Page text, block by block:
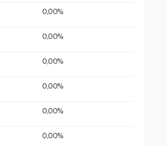
0,00%
0,00%
0,00%
0,00%
0,00%
0,00%